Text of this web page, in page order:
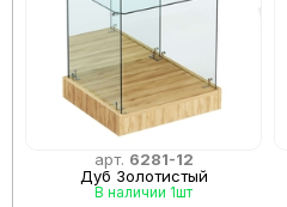
арт. 6281-12
Дуб Золотистый
В наличии 1шт